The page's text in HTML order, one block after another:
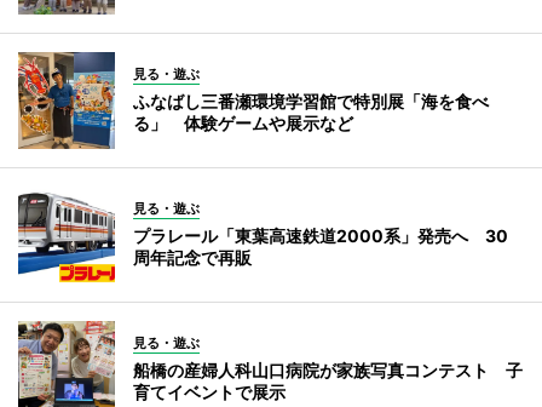
見る・遊ぶ
ふなばし三番瀬環境学習館で特別展「海を食べ
る」 体験ゲームや展示など
見る・遊ぶ
プラレール「東葉高速鉄道2000系」発売へ 30
周年記念で再販
見る・遊ぶ
船橋の産婦人科山口病院が家族写真コンテスト 子
育てイベントで展示